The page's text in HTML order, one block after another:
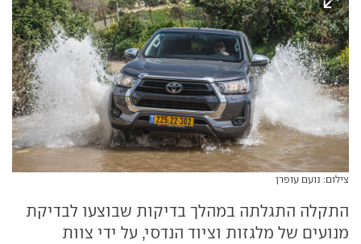
צילום: נועם עופרן
התקלה התגלתה במהלך בדיקות שבוצעו לבדיקת
מנועים של מלגזות וציוד הנדסי, על ידי צוות